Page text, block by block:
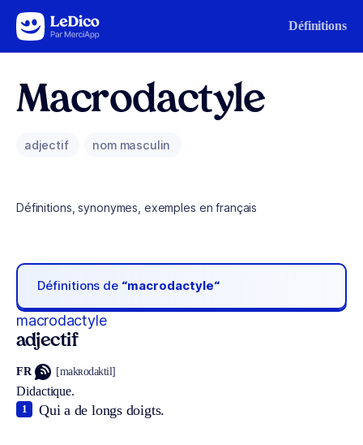
Aller au contenu Définitions
Macrodactyle
adjectif nom masculin
Définitions, synonymes, exemples en français
Définitions de “macrodactyle“
macrodactyle
adjectif
FR [makʀodaktil]
Didactique.
Qui a de longs doigts.
1